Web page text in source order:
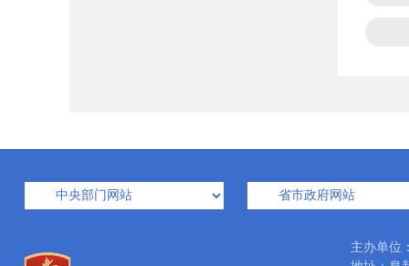
主办单位